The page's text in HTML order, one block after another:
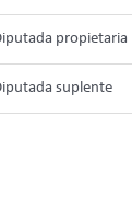
propietaria
suplente